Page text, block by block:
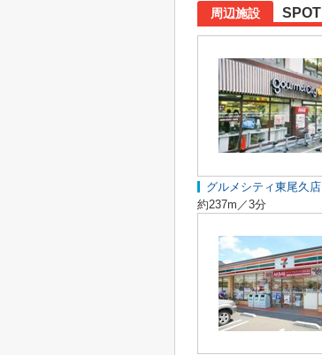
周辺施設 SPOT
グルメシティ東尾久店
約237m／3分